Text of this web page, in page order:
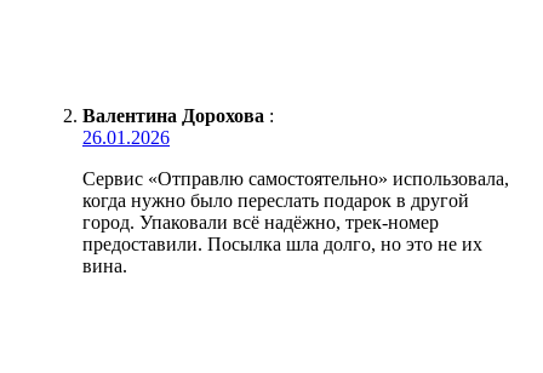
Валентина Дорохова :
26.01.2026
Сервис «Отправлю самостоятельно» использовала,
когда нужно было переслать подарок в другой
город. Упаковали всё надёжно, трек-номер
предоставили. Посылка шла долго, но это не их
вина.